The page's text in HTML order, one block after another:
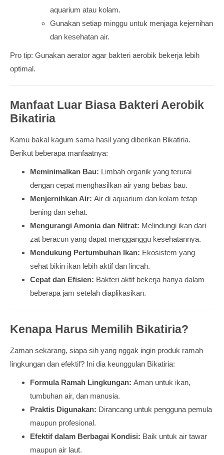
aquarium atau kolam.
Gunakan setiap minggu untuk menjaga kejernihan
dan kesehatan air.
Pro tip: Gunakan aerator agar bakteri aerobik bekerja lebih
optimal.
Manfaat Luar Biasa Bakteri Aerobik
Bikatiria
Kamu bakal kagum sama hasil yang diberikan Bikatiria.
Berikut beberapa manfaatnya:
Meminimalkan Bau: Limbah organik yang terurai
dengan cepat menghasilkan air yang bebas bau.
Menjernihkan Air: Air di aquarium dan kolam tetap
bening dan sehat.
Mengurangi Amonia dan Nitrat: Melindungi ikan dari
zat beracun yang dapat mengganggu kesehatannya.
Mendukung Pertumbuhan Ikan: Ekosistem yang
sehat bikin ikan lebih aktif dan lincah.
Cepat dan Efisien: Bakteri aktif bekerja hanya dalam
beberapa jam setelah diaplikasikan.
Kenapa Harus Memilih Bikatiria?
Zaman sekarang, siapa sih yang nggak ingin produk ramah
lingkungan dan efektif? Ini dia keunggulan Bikatiria:
Formula Ramah Lingkungan: Aman untuk ikan,
tumbuhan air, dan manusia.
Praktis Digunakan: Dirancang untuk pengguna pemula
maupun profesional.
Efektif dalam Berbagai Kondisi: Baik untuk air tawar
maupun air laut.